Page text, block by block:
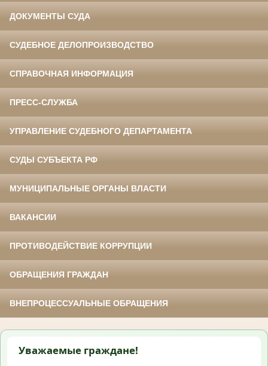
ДОКУМЕНТЫ СУДА
СУДЕБНОЕ ДЕЛОПРОИЗВОДСТВО
СПРАВОЧНАЯ ИНФОРМАЦИЯ
ПРЕСС-СЛУЖБА
УПРАВЛЕНИЕ СУДЕБНОГО ДЕПАРТАМЕНТА
СУДЫ СУБЪЕКТА РФ
МУНИЦИПАЛЬНЫЕ ОРГАНЫ ВЛАСТИ
ВАКАНСИИ
ПРОТИВОДЕЙСТВИЕ КОРРУПЦИИ
ОБРАЩЕНИЯ ГРАЖДАН
ВНЕПРОЦЕССУАЛЬНЫЕ ОБРАЩЕНИЯ
Уважаемые граждане!